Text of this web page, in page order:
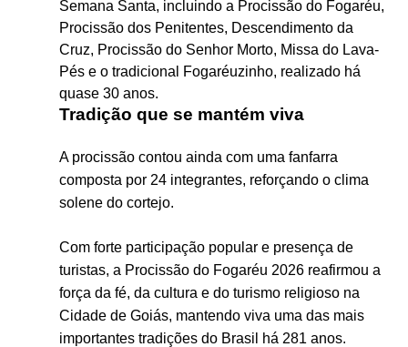
Semana Santa, incluindo a Procissão do Fogaréu,
Procissão dos Penitentes, Descendimento da
Cruz, Procissão do Senhor Morto, Missa do Lava-
Pés e o tradicional Fogaréuzinho, realizado há
quase 30 anos.
Tradição que se mantém viva
A procissão contou ainda com uma fanfarra
composta por 24 integrantes, reforçando o clima
solene do cortejo.
Com forte participação popular e presença de
turistas, a Procissão do Fogaréu 2026 reafirmou a
força da fé, da cultura e do turismo religioso na
Cidade de Goiás, mantendo viva uma das mais
importantes tradições do Brasil há 281 anos.